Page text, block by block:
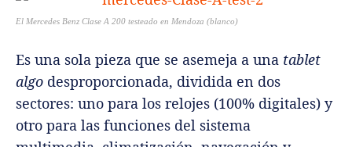
El Mercedes Benz Clase A 200 testeado en Mendoza (blanco)
Es una sola pieza que se asemeja a una tablet
algo desproporcionada, dividida en dos
sectores: uno para los relojes (100% digitales) y
otro para las funciones del sistema